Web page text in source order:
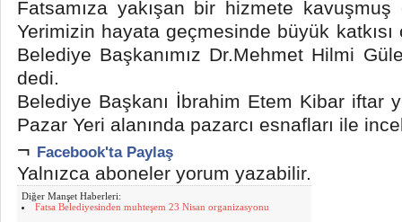
Fatsamıza yakışan bir hizmete kavuşmuş
Yerimizin hayata geçmesinde büyük
Belediye Başkanımız Dr.Mehmet Hilmi
dedi.
Belediye Başkanı İbrahim Etem Kibar iftar
Pazar Yeri alanında pazarcı esnafları ile
¬ Facebook'ta Paylaş
Yalnızca aboneler yorum yazabilir.
Diğer Manşet Haberleri:
Fatsa Belediyesinden muhteşem 23 Nisan organizasyonu